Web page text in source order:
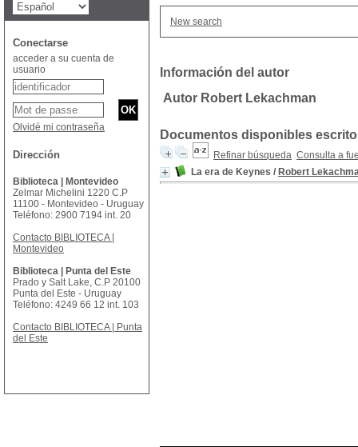
New search
Información del autor
Autor Robert Lekachman
Documentos disponibles
Refinar búsqueda Consulta a
La era de Keynes / Robert
Conectarse
acceder a su cuenta de
usuario
Olvidé mi contraseña
Dirección
Biblioteca | Montevideo
Zelmar Michelini 1220 C.P
11100 - Montevideo - Uruguay
Teléfono: 2900 7194 int. 20
Contacto BIBLIOTECA |
Montevideo
Biblioteca | Punta del Este
Prado y Salt Lake, C.P 20100
Punta del Este - Uruguay
Teléfono: 4249 66 12 int. 103
Contacto BIBLIOTECA | Punta
del Este